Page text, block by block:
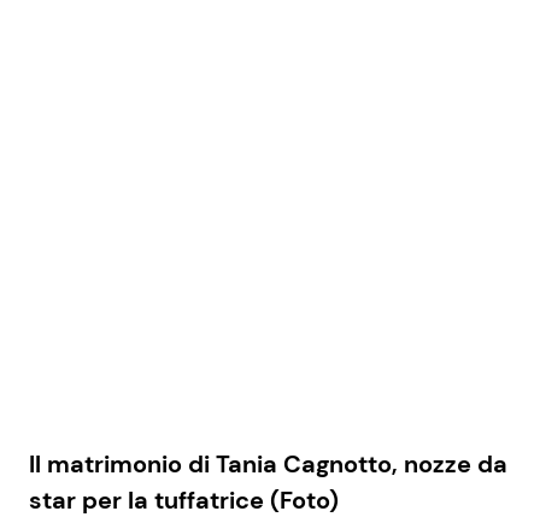
Il matrimonio di Tania Cagnotto, nozze da
star per la tuffatrice (Foto)